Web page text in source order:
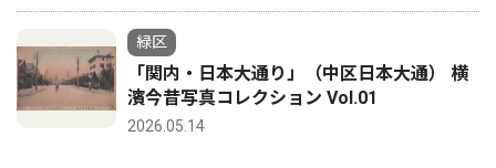
緑区
「関内・日本大通り」（中区日本大通） 横
濱今昔写真コレクション Vol.01
2026.05.14